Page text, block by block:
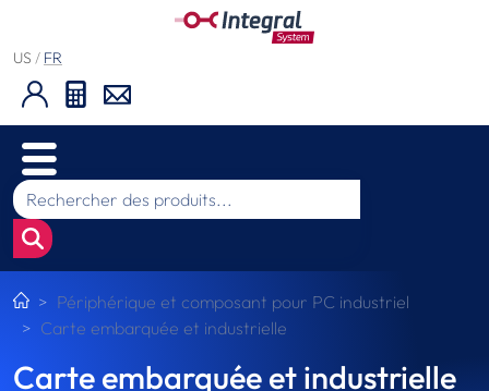
US / FR
Périphérique et composant pour PC industriel
Carte embarquée et industrielle
Carte embarquée et industrielle